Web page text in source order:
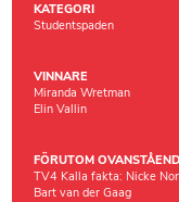
KATEGORI
Studentspaden
VINNARE
Miranda Wretman
Elin Vallin
FÖRUTOM
TV4 Kalla fakta: Nicke
Bart van der Gaag